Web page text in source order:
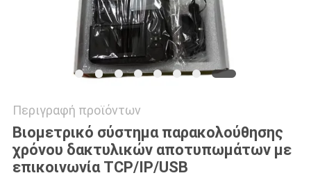
Περιγραφή προϊόντων
Βιομετρικό σύστημα παρακολούθησης
χρόνου δακτυλικών αποτυπωμάτων με
επικοινωνία TCP/IP/USB